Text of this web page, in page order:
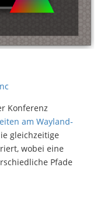
Konferenz
am Wayland-
gleichzeitige
wobei eine
Pfade